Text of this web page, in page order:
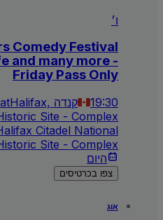
Comedy Festival
and many more -
Friday Pass Only
19:30 Halifax, קנדה
at
Site - Complex
Citadel National
Historic Site - Complex
היום
צפו בכרטיסים
אוג